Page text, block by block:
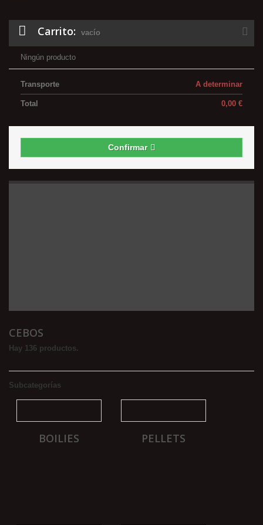
Carrito: vacío
Ningún producto
A determinar
Transporte
0,00 €
Total
Confirmar
CEBOS
Hay 136 productos.
Subcategorías
BOILIES PELLETS